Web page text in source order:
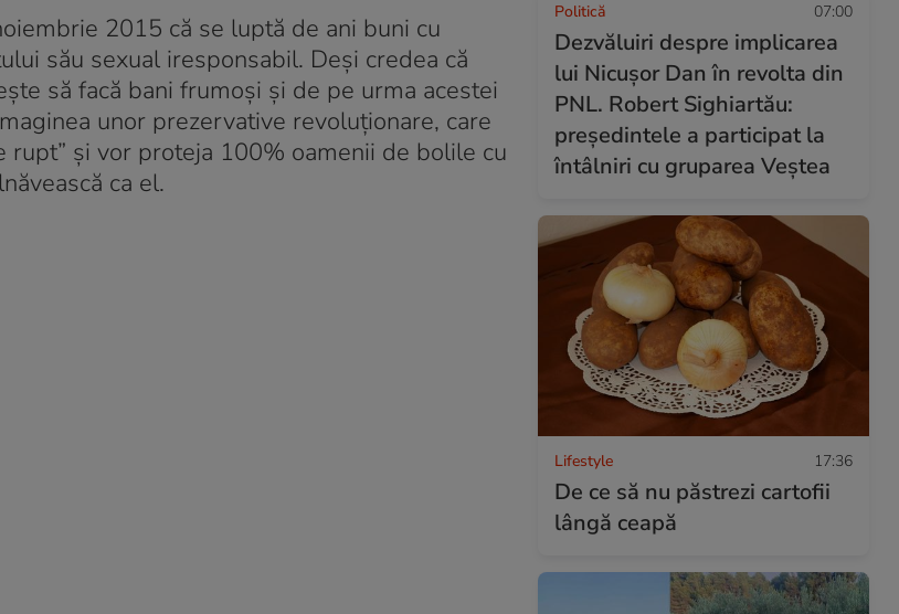
2015 că se luptă de ani buni cu
său sexual iresponsabil. Deși credea că
să facă bani frumoși și de pe urma acestei
unor prezervative revoluționare, care
rupt” și vor proteja 100% oamenii de bolile cu
ca el.
Politică 07:00
Dezvăluiri despre implicarea
lui Nicușor Dan în revolta din
PNL. Robert Sighiartău:
președintele a participat la
întâlniri cu gruparea Veștea
Lifestyle 17:36
De ce să nu păstrezi cartofii
lângă ceapă